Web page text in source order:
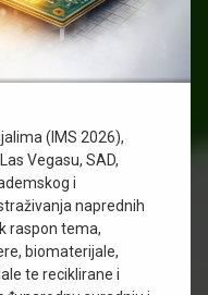
(IMS 2026),
Vegasu, SAD,
i
naprednih
raspon tema,
biomaterijale,
te reciklirane i